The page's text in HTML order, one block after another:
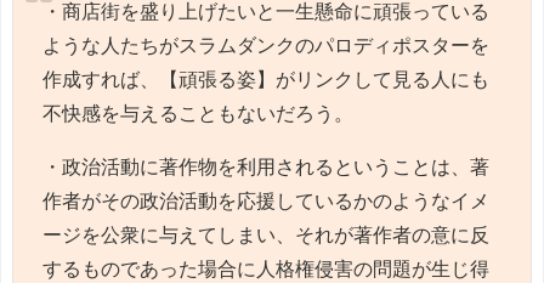
・商店街を盛り上げたいと一生懸命に頑張っている
ような人たちがスラムダンクのパロディポスターを
作成すれば、【頑張る姿】がリンクして見る人にも
不快感を与えることもないだろう。
・政治活動に著作物を利用されるということは、著
作者がその政治活動を応援しているかのようなイメ
ージを公衆に与えてしまい、それが著作者の意に反
するものであった場合に人格権侵害の問題が生じ得